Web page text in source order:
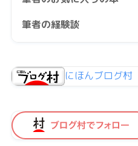
筆者の経験談
にほんブログ村